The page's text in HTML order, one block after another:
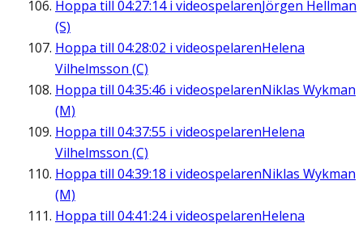
Hoppa till 04:27:14i videospelarenJörgen Hellman
(S)
Hoppa till 04:28:02 i videospelarenHelena
Vilhelmsson (C)
Hoppa till 04:35:46 i videospelarenNiklas Wykman
(M)
Hoppa till 04:37:55 i videospelarenHelena
Vilhelmsson (C)
Hoppa till 04:39:18 i videospelarenNiklas Wykman
(M)
Hoppa till 04:41:24i videospelarenHelena